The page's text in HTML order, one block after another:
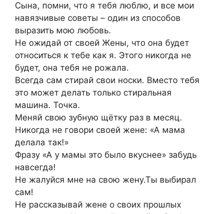
Сына, помни, что я тебя люблю, и все мои
навязчивые советы – один из способов
выразить мою любовь.
Не ожидай от своей Жены, что она будет
относиться к тебе как я. Этого никогда не
будет, она тебя не рожала.
Всегда сам стирай свои носки. Вместо тебя
это может делать только стиральная
машина. Точка.
Меняй свою зубную щётку раз в месяц.
Никогда не говори своей жене: «А мама
делала так!»
Фразу «А у мамы это было вкуснее» забудь
навсегда!
Не жалуйся мне на свою жену.Ты выбирал
сам!
Не рассказывай жене о своих прошлых